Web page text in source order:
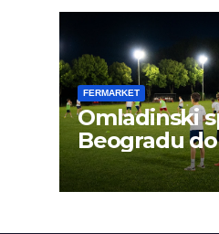
FERMARKET
Omladinski
Beogradu
novu